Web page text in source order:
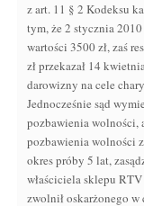
z art. 11 § 2 Kodeksu
tym, że 2 stycznia
wartości 3500 zł, zaś
zł przekazał 14
darowizny na cele
Jednocześnie sąd
pozbawienia wolności,
pozbawienia wolności
okres próby 5 lat,
właściciela sklepu
zwolnił oskarżonego w